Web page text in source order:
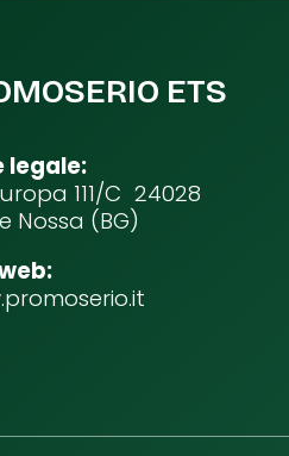
ETS
legale:
111/C 24028
Nossa (BG)